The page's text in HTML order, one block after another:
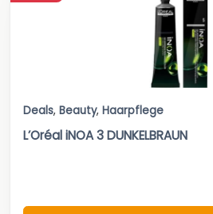
Deals, Beauty, Haarpflege
L’Oréal iNOA 3 DUNKELBRAUN